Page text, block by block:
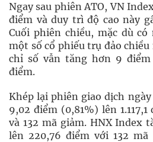
Ngay sau phiên ATO, VN
điểm và duy trì độ cao này
Cuối phiên chiều, mặc dù
một số cổ phiếu trụ đảo chiều
chỉ số vẫn tăng hơn 9 điểm
điểm.
Khép lại phiên giao dịch
9,02 điểm (0,81%) lên
và 132 mã giảm. HNX Index
lên 220,76 điểm với 132